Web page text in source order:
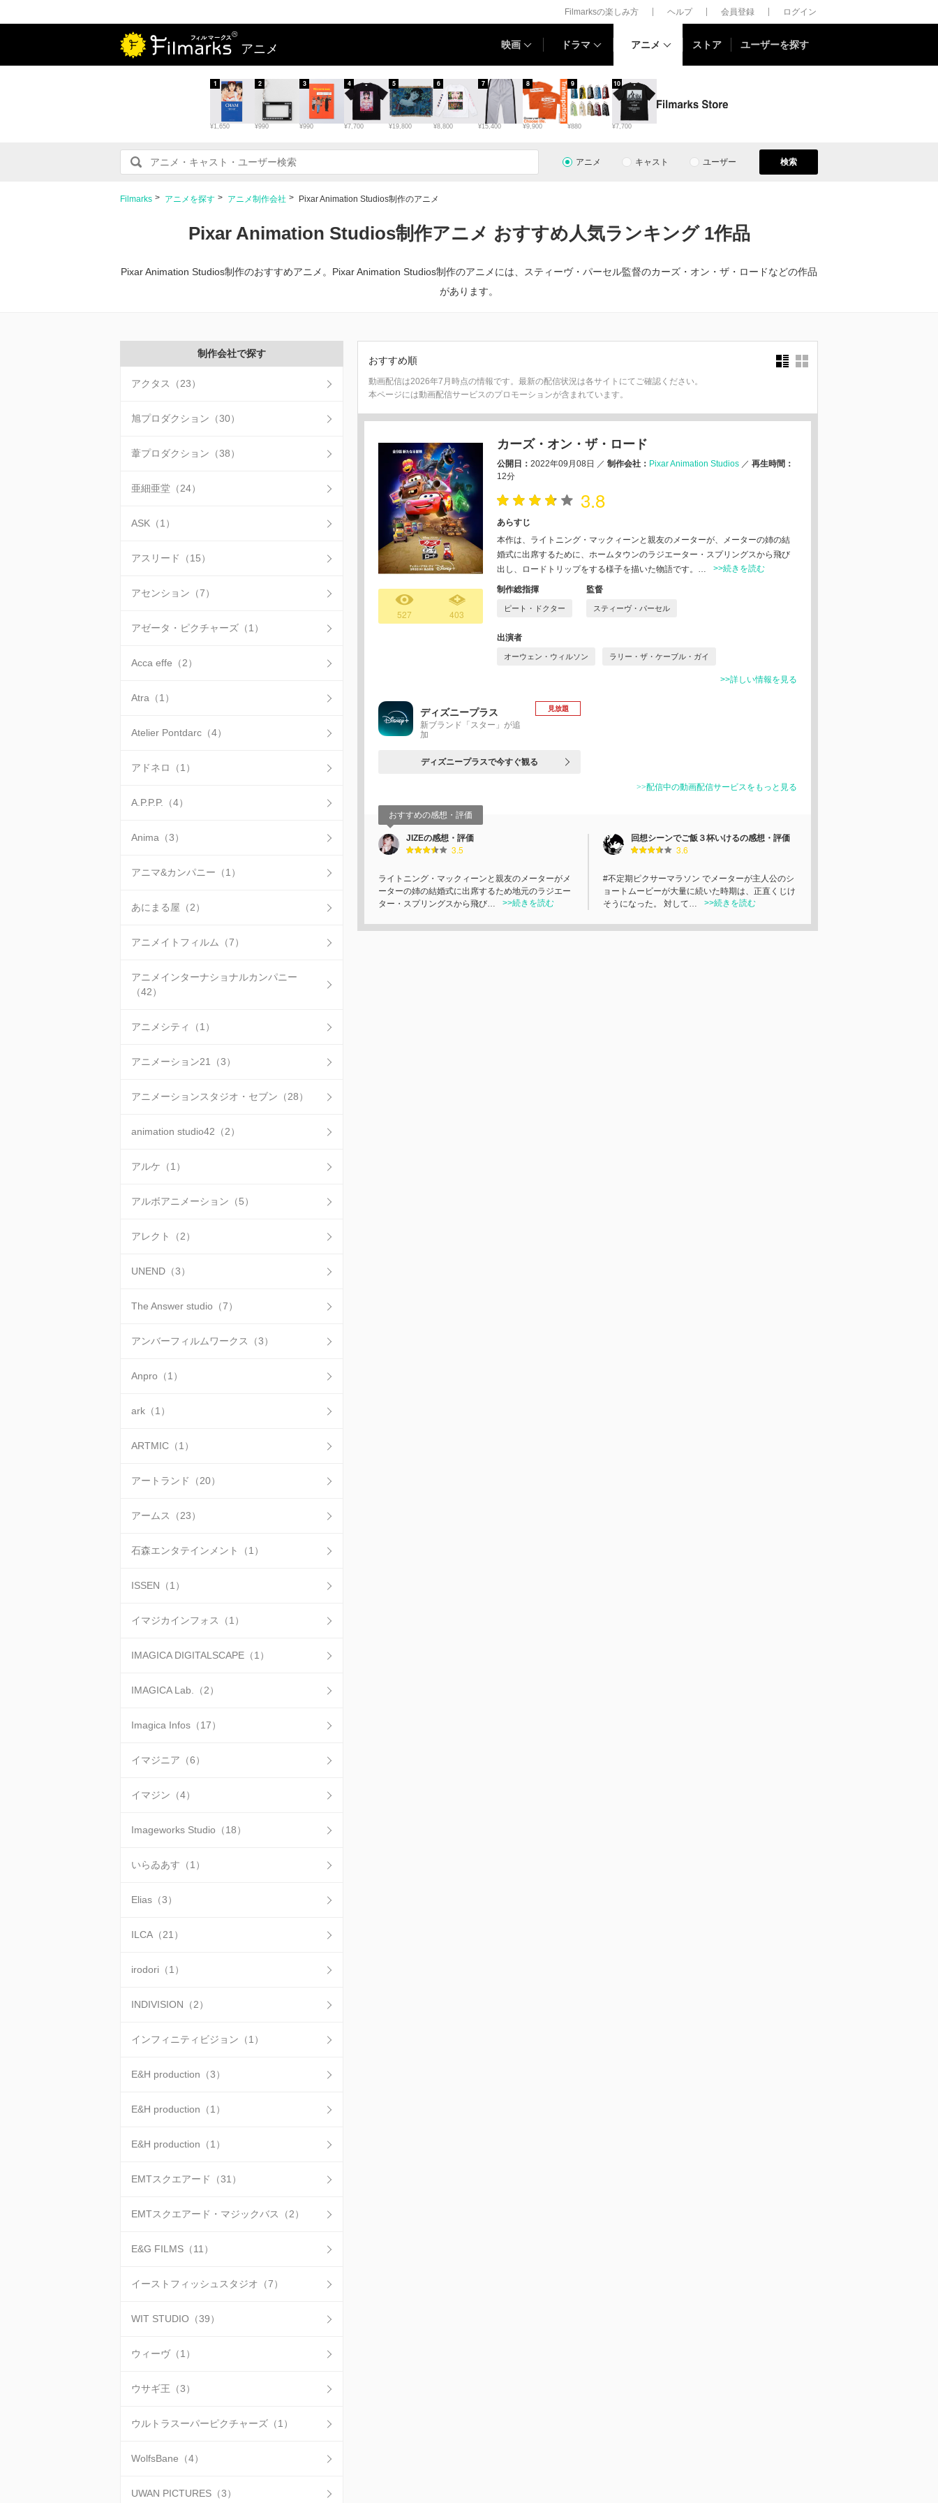
Filmarksの楽しみ方 ヘルプ 会員登録 ログイン
アニメ 映画 ドラマ アニメ ストア ユーザーを探す
¥1,650
1
¥990
2
¥990
3
¥7,700
4
¥19,800
5
¥8,800
6
¥15,400
7
¥9,900
8
¥880
9
¥7,700
10
アニメ キャスト ユーザー 検索
Filmarks アニメを探す アニメ制作会社 Pixar Animation Studios制作のアニメ
Pixar Animation Studios制作アニメ おすすめ人気ランキング 1作品
Pixar Animation Studios制作のおすすめアニメ。Pixar Animation Studios制作のアニメには、スティーヴ・パーセル監督のカーズ・オン・ザ・ロードなどの作品
があります。
制作会社で探す
アクタス（23）
旭プロダクション（30）
葦プロダクション（38）
亜細亜堂（24）
ASK（1）
アスリード（15）
アセンション（7）
アゼータ・ピクチャーズ（1）
Acca effe（2）
Atra（1）
Atelier Pontdarc（4）
アドネロ（1）
A.P.P.P.（4）
Anima（3）
アニマ&カンパニー（1）
あにまる屋（2）
アニメイトフィルム（7）
アニメインターナショナルカンパニー
（42）
アニメシティ（1）
アニメーション21（3）
アニメーションスタジオ・セブン（28）
animation studio42（2）
アルケ（1）
アルボアニメーション（5）
アレクト（2）
UNEND（3）
The Answer studio（7）
アンバーフィルムワークス（3）
Anpro（1）
ark（1）
ARTMIC（1）
アートランド（20）
アームス（23）
石森エンタテインメント（1）
ISSEN（1）
イマジカインフォス（1）
IMAGICA DIGITALSCAPE（1）
IMAGICA Lab.（2）
Imagica Infos（17）
イマジニア（6）
イマジン（4）
Imageworks Studio（18）
いらゐあす（1）
Elias（3）
ILCA（21）
irodori（1）
INDIVISION（2）
インフィニティビジョン（1）
E&H production（3）
E&H production（1）
E&H production（1）
EMTスクエアード（31）
EMTスクエアード・マジックバス（2）
E&G FILMS（11）
イーストフィッシュスタジオ（7）
WIT STUDIO（39）
ウィーヴ（1）
ウサギ王（3）
ウルトラスーパーピクチャーズ（1）
WolfsBane（4）
UWAN PICTURES（3）
おすすめ順
動画配信は2026年7月時点の情報です。最新の配信状況は各サイトにてご確認ください。
本ページには動画配信サービスのプロモーションが含まれています。
527 403
カーズ・オン・ザ・ロード
公開日： 2022年09月08日 ／ 制作会社： Pixar Animation Studios ／ 再生時間：
12分
3.8
あらすじ
本作は、ライトニング・マックィーンと親友のメーターが、メーターの姉の結
婚式に出席するために、ホームタウンのラジエーター・スプリングスから飛び
出し、ロードトリップをする様子を描いた物語です。…
>>続きを読む
制作総指揮
ピート・ドクター
監督
スティーヴ・パーセル
出演者
オーウェン・ウィルソン ラリー・ザ・ケーブル・ガイ
>>詳しい情報を見る
ディズニープラス
新ブランド「スター」が追
加
見放題
ディズニープラスで今すぐ観る
>>配信中の動画配信サービスをもっと見る
おすすめの感想・評価
JIZEの感想・評価
3.5
ライトニング・マックィーンと親友のメーターがメ
ーターの姉の結婚式に出席するため地元のラジエー
ター・スプリングスから飛び…
>>続きを読む
回想シーンでご飯３杯いけるの感想・評価
3.6
#不定期ピクサーマラソン でメーターが主人公のシ
ョートムービーが大量に続いた時期は、正直くじけ
そうになった。 対して…
>>続きを読む